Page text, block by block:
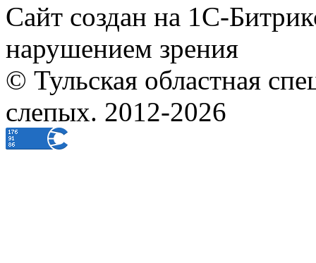
Сайт создан на 1С-
нарушением зрения
© Тульская областная
слепых. 2012-2026